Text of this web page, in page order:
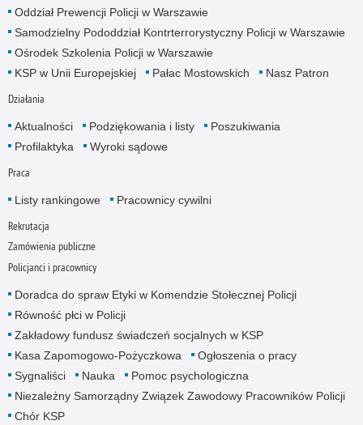
Oddział Prewencji Policji w Warszawie
Samodzielny Pododdział Kontrterrorystyczny Policji w Warszawie
Ośrodek Szkolenia Policji w Warszawie
KSP w Unii Europejskiej
Pałac Mostowskich Nasz Patron
Działania
Aktualności Podziękowania i listy
Poszukiwania
Profilaktyka
Wyroki sądowe
Praca
Listy rankingowe Pracownicy cywilni
Rekrutacja
Zamówienia publiczne
Policjanci i pracownicy
Doradca do spraw Etyki w Komendzie Stołecznej Policji
Równość płci w Policji
Zakładowy fundusz świadczeń socjalnych w KSP
Kasa Zapomogowo-Pożyczkowa
Ogłoszenia o pracy
Sygnaliści
Nauka
Pomoc psychologiczna
Niezależny Samorządny Związek Zawodowy Pracowników Policji
Chór KSP